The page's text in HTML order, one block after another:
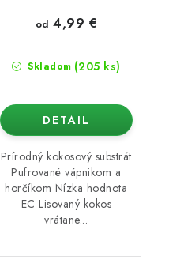
Skladom (205 ks)
od 4,99 €
DETAIL
Prírodný kokosový substrát
Pufrované vápnikom a
horčíkom Nízka hodnota
EC Lisovaný kokos
vrátane...